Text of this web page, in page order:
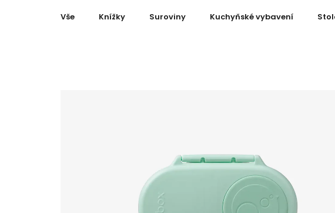
Vše Knížky Suroviny Kuchyňské vybavení